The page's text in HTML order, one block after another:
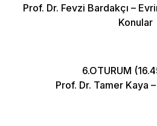
Prof. Dr. Fevzi Bardakçı –
Konular
6.OTURUM
Prof. Dr. Tamer Kaya